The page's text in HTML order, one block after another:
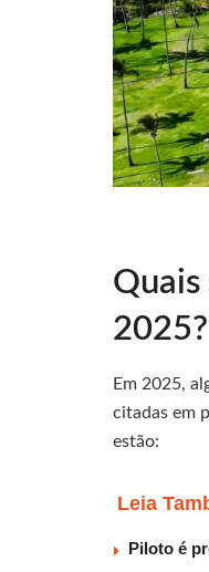
Quais
2025?
Em 2025,
citadas em
estão:
Leia
Piloto é